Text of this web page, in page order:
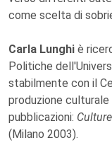
come scelta di
Carla Lunghi è
Politiche
stabilmente con il
produzione
pubblicazioni:
(Milano 2003).